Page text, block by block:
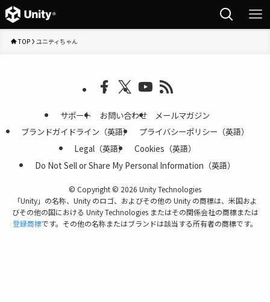
TOP ユニティちゃん
サポート お問い合わせ
メールマガジン
ブランドガイドライン（英語）
プライバシーポリシー（英語）
Legal（英語）
Cookies（英語）
Do Not Sell or Share My Personal Information（英語）
© Copyright © 2026 Unity Technologies
「Unity」の名称、Unity のロゴ、およびその他の Unity の商標は、米国およ
びその他の国における Unity Technologies またはその関係会社の商標または
登録商標です。その他の名称またはブランドは該当する所有者の商標です。